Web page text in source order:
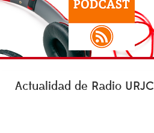
Actualidad de Radio URJC